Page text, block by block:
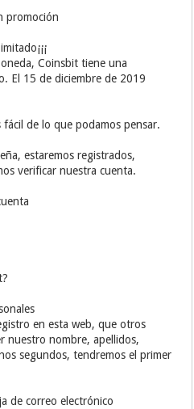
promoción
Coinsbit tiene una
El 15 de diciembre de 2019
de lo que podamos pensar.
estaremos registrados,
verificar nuestra cuenta.
en esta web, que otros
nuestro nombre, apellidos,
segundos, tendremos el primer
de correo electrónico